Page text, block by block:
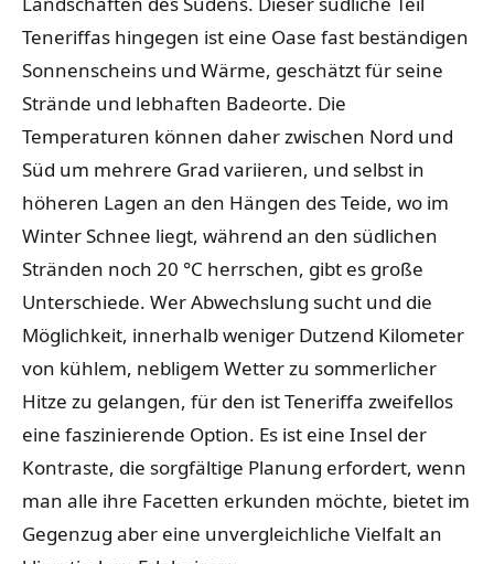
Teneriffas hingegen ist eine Oase fast beständigen
Sonnenscheins und Wärme, geschätzt für seine
Strände und lebhaften Badeorte. Die
Temperaturen können daher zwischen Nord und
Süd um mehrere Grad variieren, und selbst in
höheren Lagen an den Hängen des Teide, wo im
Winter Schnee liegt, während an den südlichen
Stränden noch 20 °C herrschen, gibt es große
Unterschiede. Wer Abwechslung sucht und die
Möglichkeit, innerhalb weniger Dutzend Kilometer
von kühlem, nebligem Wetter zu sommerlicher
Hitze zu gelangen, für den ist Teneriffa zweifellos
eine faszinierende Option. Es ist eine Insel der
Kontraste, die sorgfältige Planung erfordert, wenn
man alle ihre Facetten erkunden möchte, bietet im
Gegenzug aber eine unvergleichliche Vielfalt an